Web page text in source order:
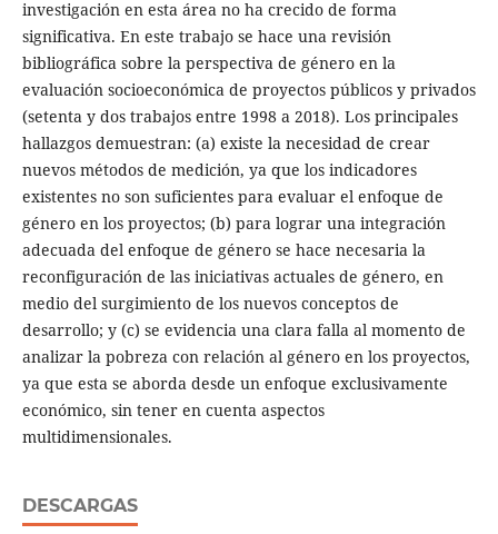
investigación en esta área no ha crecido de forma
significativa. En este trabajo se hace una revisión
bibliográfica sobre la perspectiva de género en la
evaluación socioeconómica de proyectos públicos y privados
(setenta y dos trabajos entre 1998 a 2018). Los principales
hallazgos demuestran: (a) existe la necesidad de crear
nuevos métodos de medición, ya que los indicadores
existentes no son suficientes para evaluar el enfoque de
género en los proyectos; (b) para lograr una integración
adecuada del enfoque de género se hace necesaria la
reconfiguración de las iniciativas actuales de género, en
medio del surgimiento de los nuevos conceptos de
desarrollo; y (c) se evidencia una clara falla al momento de
analizar la pobreza con relación al género en los proyectos,
ya que esta se aborda desde un enfoque exclusivamente
económico, sin tener en cuenta aspectos
multidimensionales.
DESCARGAS